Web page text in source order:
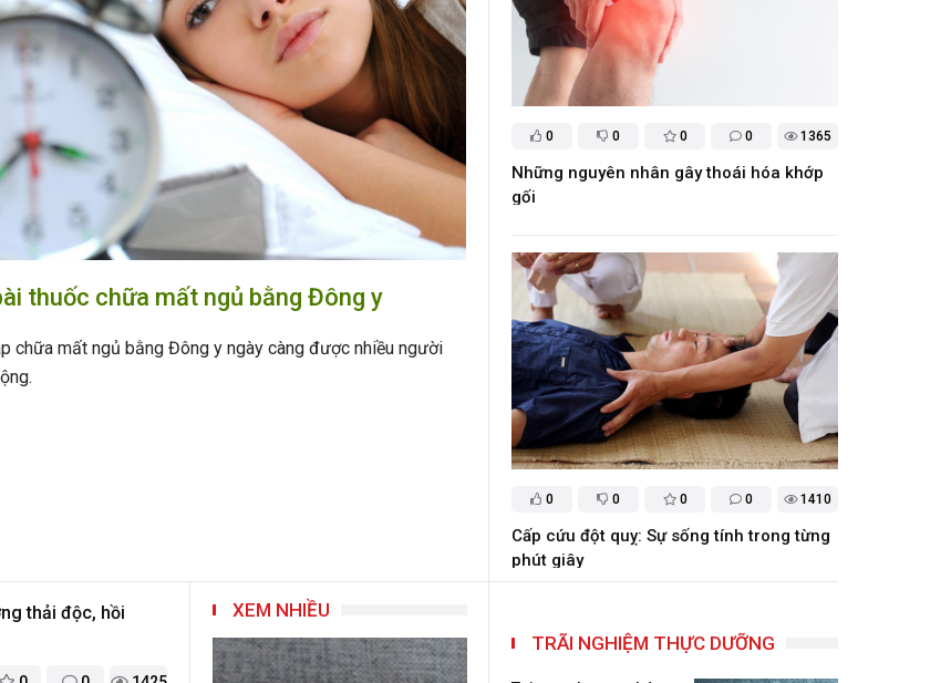
thuốc chữa mất ngủ bằng Đông y
chữa mất ngủ bằng Đông y ngày càng được nhiều người
Điều trị ra mồ hôi trộm bằng y học cổ truyền
Đối với YHCT, ra mồ hôi trộm hay còn gọi là chứng đạo hãn,
phần lớn do âm huyết không đầy đủ hoặc hoạt động công
bị cản trở.
0 0 0 0 1365
Những nguyên nhân gây thoái hóa khớp
gối
0 0 0 0 1410
Cấp cứu đột quỵ: Sự sống tính trong từng
phút giây
thải độc, hồi
XEM NHIỀU
TRÃI NGHIỆM THỰC DƯỠNG